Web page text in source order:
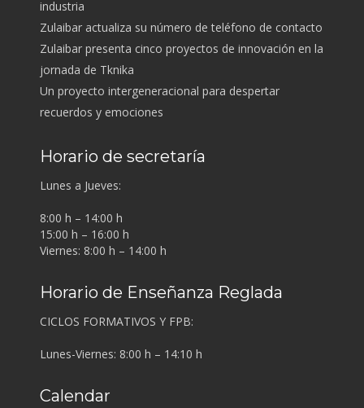
industria
Zulaibar actualiza su número de teléfono de contacto
Zulaibar presenta cinco proyectos de innovación en la
jornada de Tknika
Un proyecto intergeneracional para despertar
recuerdos y emociones
Horario de secretaría
Lunes a Jueves:
8:00 h – 14:00 h
15:00 h – 16:00 h
Viernes: 8:00 h – 14:00 h
Horario de Enseñanza Reglada
CICLOS FORMATIVOS Y FPB:
Lunes-Viernes: 8:00 h – 14:10 h
Calendar